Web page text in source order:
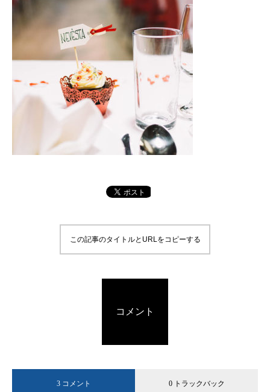
この記事のタイトルとURLをコピーする
コメント
3 コメント 0 トラックバック